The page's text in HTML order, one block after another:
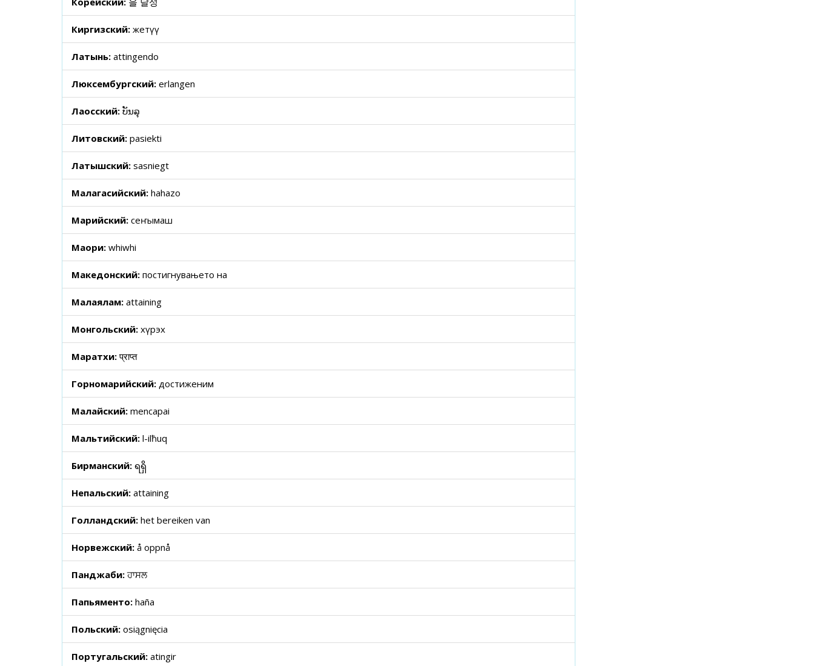
Киргизский: жетүү
Латынь: attingendo
Люксембургский: erlangen
Лаосский: ບັນລຸ
Литовский: pasiekti
Латышский: sasniegt
Малагасийский: hahazo
Марийский: сеҥымаш
Маори: whiwhi
Македонский: постигнувањето на
Малаялам: attaining
Монгольский: хүрэх
Маратхи:प्राप्त
Горномарийский: достиженим
Малайский: mencapai
Мальтийский: l-ilħuq
Бирманский: ရရှိ
Непальский: attaining
Голландский: het bereiken van
Норвежский: å oppnå
Панджаби:ਹਾਸਲ
Папьяменто: haña
Польский: osiągnięcia
Португальский: atingir